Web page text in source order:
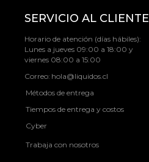
SERVICIO AL CLIENTE
Horario de atención (días hábiles):
Lunes a jueves 09:00 a 18:00 y
viernes 08:00 a 15:00
Correo: hola@liquidos.cl
Métodos de entrega
Tiempos de entrega y costos
Cyber
Trabaja con nosotros